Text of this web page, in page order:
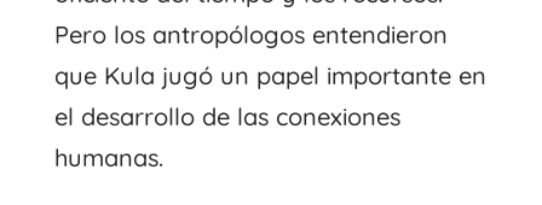
Pero los antropólogos entendieron
que Kula jugó un papel importante en
el desarrollo de las conexiones
humanas.